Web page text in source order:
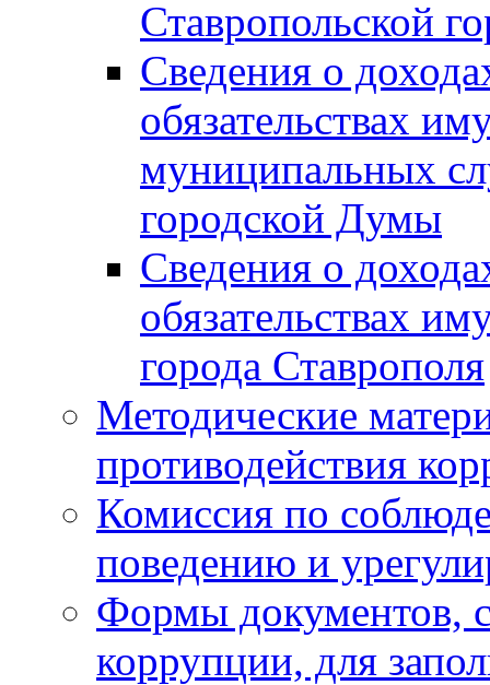
Ставропольской
Сведения о
обязательствах
муниципальных
городской Думы
Сведения о
обязательствах
города Ставрополя
Методические
противодействия
Комиссия по
поведению и
Формы документов,
коррупции, для